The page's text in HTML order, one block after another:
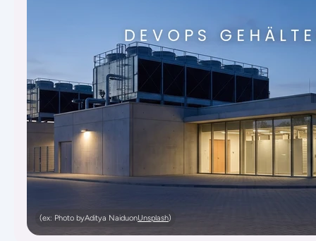
(ex: Photo byAditya NaiduonUnsplash)